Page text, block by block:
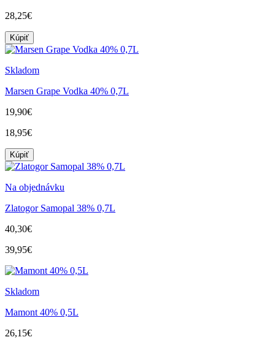
28,25€
Kúpiť
Skladom
Marsen Grape Vodka 40% 0,7L
19,90€
18,95€
Kúpiť
Na objednávku
Zlatogor Samopal 38% 0,7L
40,30€
39,95€
Skladom
Mamont 40% 0,5L
26,15€